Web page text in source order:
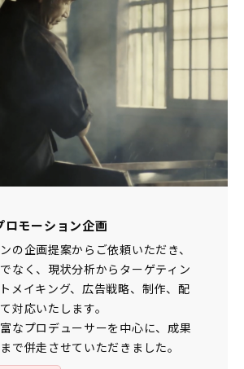
ロモーション企画
の企画提案からご依頼いただき、
なく、現状分析からターゲティン
メイキング、広告戦略、制作、配
対応いたします。
なプロデューサーを中心に、成果
で併走させていただきました。